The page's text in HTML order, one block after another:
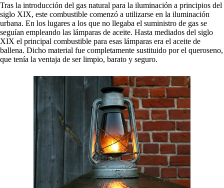
Tras la introducción del gas natural para la iluminación a principios del
siglo XIX, este combustible comenzó a utilizarse en la iluminación
urbana. En los lugares a los que no llegaba el suministro de gas se
seguían empleando las lámparas de aceite. Hasta mediados del siglo
XIX el principal combustible para esas lámparas era el aceite de
ballena. Dicho material fue completamente sustituido por el queroseno,
que tenía la ventaja de ser limpio, barato y seguro.